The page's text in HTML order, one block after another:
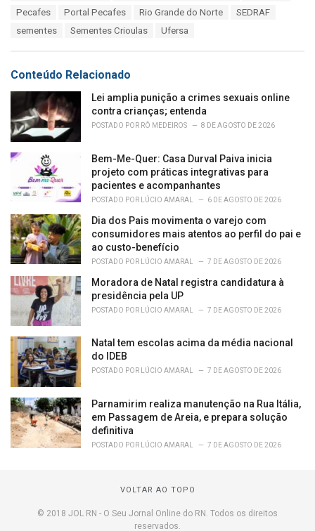
Pecafes
Portal Pecafes Rio Grande do Norte
SEDRAF
sementes
Sementes Crioulas Ufersa
Conteúdo Relacionado
Lei amplia punição a crimes sexuais online
contra crianças; entenda
POSTADO POR RÔ MEDEIROS 8 DE AGOSTO DE 2026
Bem-Me-Quer: Casa Durval Paiva inicia
projeto com práticas integrativas para
pacientes e acompanhantes
POSTADO POR LÚCIO AMARAL 6 DE AGOSTO DE 2026
Dia dos Pais movimenta o varejo com
consumidores mais atentos ao perfil do pai e
ao custo-benefício
POSTADO POR LÚCIO AMARAL 7 DE AGOSTO DE 2026
Moradora de Natal registra candidatura à
presidência pela UP
POSTADO POR LÚCIO AMARAL 7 DE AGOSTO DE 2026
Natal tem escolas acima da média nacional
do IDEB
POSTADO POR LÚCIO AMARAL 7 DE AGOSTO DE 2026
Parnamirim realiza manutenção na Rua Itália,
em Passagem de Areia, e prepara solução
definitiva
POSTADO POR LÚCIO AMARAL 7 DE AGOSTO DE 2026
VOLTAR AO TOPO
© 2018 JOL RN - O Seu Jornal Online do RN. Todos os direitos
reservados.